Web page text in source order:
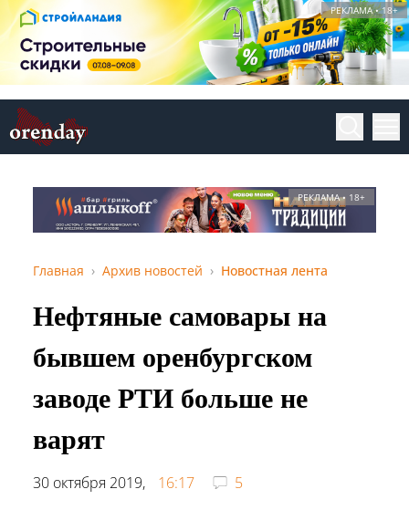
РЕКЛАМА • 18+
РЕКЛАМА • 18+
Главная Архив новостей Новостная лента
Нефтяные самовары на
бывшем оренбургском
заводе РТИ больше не
варят
30 октября 2019, 16:17
5